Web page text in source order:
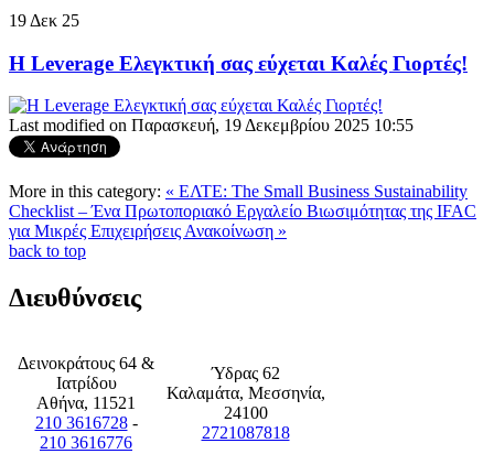
19 Δεκ 25
Η Leverage Ελεγκτική σας εύχεται Καλές Γιορτές!
Last modified on Παρασκευή, 19 Δεκεμβρίου 2025 10:55
More in this category: « ΕΛΤΕ: The Small Business Sustainability
Checklist – Ένα Πρωτοποριακό Εργαλείο Βιωσιμότητας της IFAC
για Μικρές Επιχειρήσεις Ανακοίνωση »
back to top
Διευθύνσεις
Δεινοκράτους 64 &
Ιατρίδου
Αθήνα, 11521
210 3616728-
210 3616776
Ύδρας 62
Καλαμάτα, Μεσσηνία,
24100
2721087818